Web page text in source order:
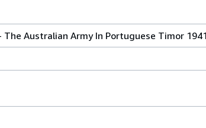
The Australian Army In Portuguese Timor